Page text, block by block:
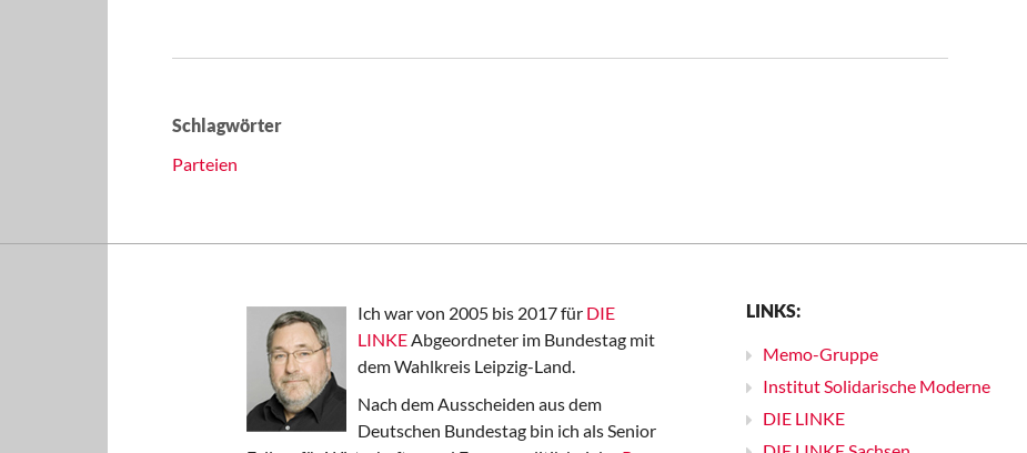
Schlagwörter
Parteien
Ich war von 2005 bis 2017 für DIE
LINKEAbgeordneter im Bundestag mit
dem Wahlkreis Leipzig-Land.
Nach dem Ausscheiden aus dem
Deutschen Bundestag bin ich als Senior
LINKS:
Memo-Gruppe
Institut Solidarische Moderne
DIE LINKE